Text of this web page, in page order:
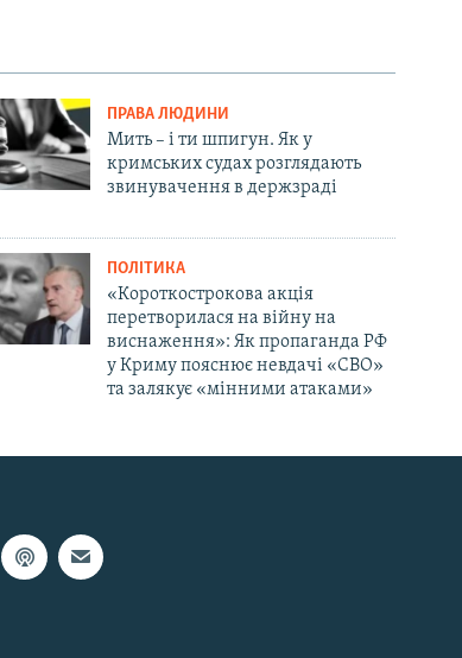
ПРАВА ЛЮДИНИ
Мить – і ти шпигун. Як у
кримських судах розглядають
звинувачення в держзраді
ПОЛІТИКА
«Короткострокова акція
перетворилася на війну на
виснаження»: Як пропаганда РФ
у Криму пояснює невдачі «СВО»
та залякує «мінними атаками»